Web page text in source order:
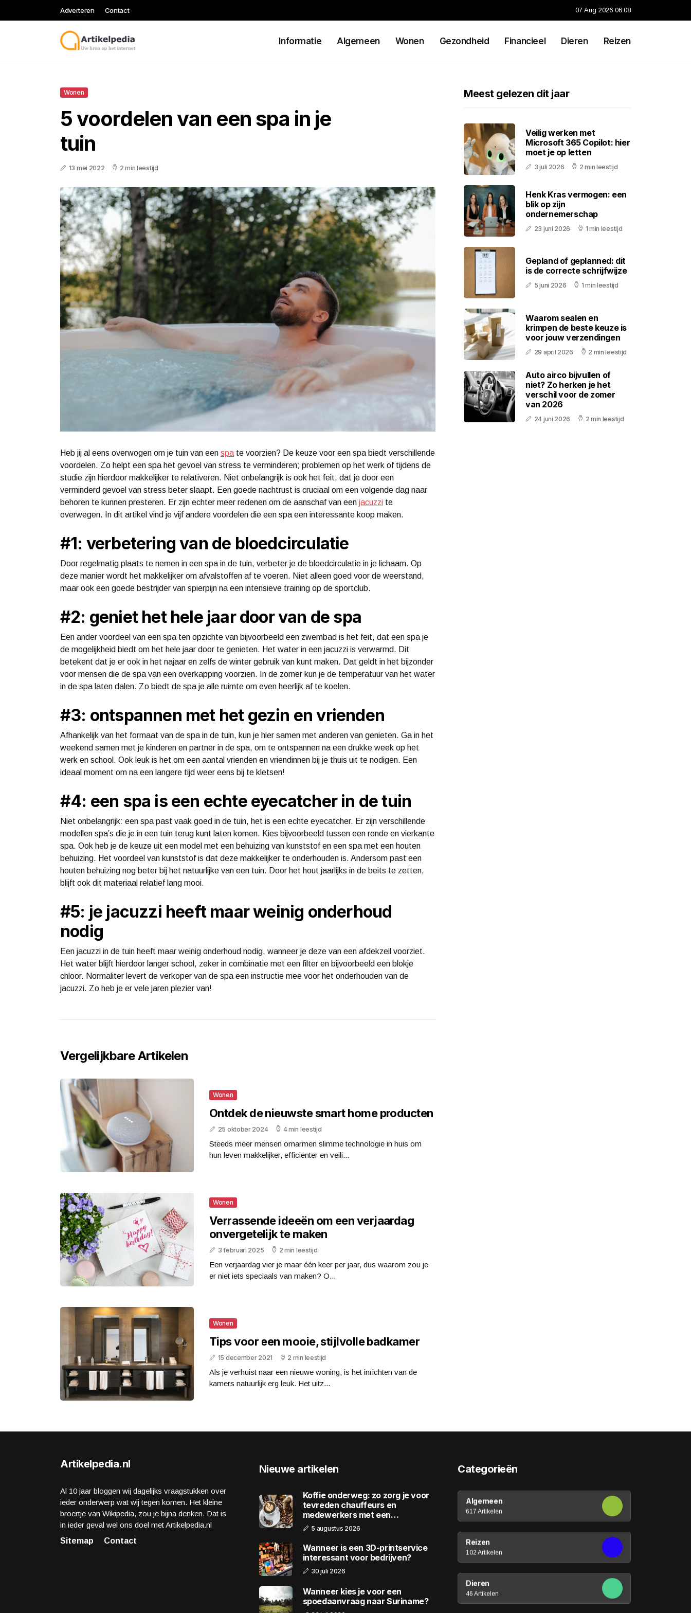
Adverteren Contact 07 Aug 2026 06:08
Informatie Algemeen Wonen Gezondheid Financieel Dieren Reizen
Wonen
5 voordelen van een spa in je
tuin
13 mei 2022 2 min leestijd
Heb jij al eens overwogen om je tuin van een spa te voorzien? De keuze voor een spa biedt verschillende
voordelen. Zo helpt een spa het gevoel van stress te verminderen; problemen op het werk of tijdens de
studie zijn hierdoor makkelijker te relativeren. Niet onbelangrijk is ook het feit, dat je door een
verminderd gevoel van stress beter slaapt. Een goede nachtrust is cruciaal om een volgende dag naar
behoren te kunnen presteren. Er zijn echter meer redenen om de aanschaf van een jacuzzi te
overwegen. In dit artikel vind je vijf andere voordelen die een spa een interessante koop maken.
#1: verbetering van de bloedcirculatie
Door regelmatig plaats te nemen in een spa in de tuin, verbeter je de bloedcirculatie in je lichaam. Op
deze manier wordt het makkelijker om afvalstoffen af te voeren. Niet alleen goed voor de weerstand,
maar ook een goede bestrijder van spierpijn na een intensieve training op de sportclub.
#2: geniet het hele jaar door van de spa
Een ander voordeel van een spa ten opzichte van bijvoorbeeld een zwembad is het feit, dat een spa je
de mogelijkheid biedt om het hele jaar door te genieten. Het water in een jacuzzi is verwarmd. Dit
betekent dat je er ook in het najaar en zelfs de winter gebruik van kunt maken. Dat geldt in het bijzonder
voor mensen die de spa van een overkapping voorzien. In de zomer kun je de temperatuur van het water
in de spa laten dalen. Zo biedt de spa je alle ruimte om even heerlijk af te koelen.
#3: ontspannen met het gezin en vrienden
Afhankelijk van het formaat van de spa in de tuin, kun je hier samen met anderen van genieten. Ga in het
weekend samen met je kinderen en partner in de spa, om te ontspannen na een drukke week op het
werk en school. Ook leuk is het om een aantal vrienden en vriendinnen bij je thuis uit te nodigen. Een
ideaal moment om na een langere tijd weer eens bij te kletsen!
#4: een spa is een echte eyecatcher in de tuin
Niet onbelangrijk: een spa past vaak goed in de tuin, het is een echte eyecatcher. Er zijn verschillende
modellen spa’s die je in een tuin terug kunt laten komen. Kies bijvoorbeeld tussen een ronde en vierkante
spa. Ook heb je de keuze uit een model met een behuizing van kunststof en een spa met een houten
behuizing. Het voordeel van kunststof is dat deze makkelijker te onderhouden is. Andersom past een
houten behuizing nog beter bij het natuurlijke van een tuin. Door het hout jaarlijks in de beits te zetten,
blijft ook dit materiaal relatief lang mooi.
#5: je jacuzzi heeft maar weinig onderhoud
nodig
Een jacuzzi in de tuin heeft maar weinig onderhoud nodig, wanneer je deze van een afdekzeil voorziet.
Het water blijft hierdoor langer school, zeker in combinatie met een filter en bijvoorbeeld een blokje
chloor. Normaliter levert de verkoper van de spa een instructie mee voor het onderhouden van de
jacuzzi. Zo heb je er vele jaren plezier van!
Vergelijkbare Artikelen
Wonen
Ontdek de nieuwste smart home producten
25 oktober 2024 4 min leestijd
Steeds meer mensen omarmen slimme technologie in huis om
hun leven makkelijker, efficiënter en veili...
Wonen
Verrassende ideeën om een verjaardag
onvergetelijk te maken
3 februari 2025 2 min leestijd
Een verjaardag vier je maar één keer per jaar, dus waarom zou je
er niet iets speciaals van maken? O...
Wonen
Tips voor een mooie, stijlvolle badkamer
15 december 2021 2 min leestijd
Als je verhuist naar een nieuwe woning, is het inrichten van de
kamers natuurlijk erg leuk. Het uitz...
Meest gelezen dit jaar
Veilig werken met
Microsoft 365 Copilot: hier
moet je op letten
3 juli 2026 2 min leestijd
Henk Kras vermogen: een
blik op zijn
ondernemerschap
23 juni 2026 1 min leestijd
Gepland of geplanned: dit
is de correcte schrijfwijze
5 juni 2026 1 min leestijd
Waarom sealen en
krimpen de beste keuze is
voor jouw verzendingen
29 april 2026 2 min leestijd
Auto airco bijvullen of
niet? Zo herken je het
verschil voor de zomer
van 2026
24 juni 2026 2 min leestijd
Artikelpedia.nl
Al 10 jaar bloggen wij dagelijks vraagstukken over
ieder onderwerp wat wij tegen komen. Het kleine
broertje van Wikipedia, zou je bijna denken. Dat is
in ieder geval wel ons doel met Artikelpedia.nl
Sitemap
Contact
Nieuwe artikelen
Koffie onderweg: zo zorg je voor
tevreden chauffeurs en
medewerkers met een
wagenpark
5 augustus 2026
Wanneer is een 3D-printservice
interessant voor bedrijven?
30 juli 2026
Wanneer kies je voor een
spoedaanvraag naar Suriname?
Categorieën
Algemeen
617 Artikelen
Reizen
102 Artikelen
Dieren
46 Artikelen